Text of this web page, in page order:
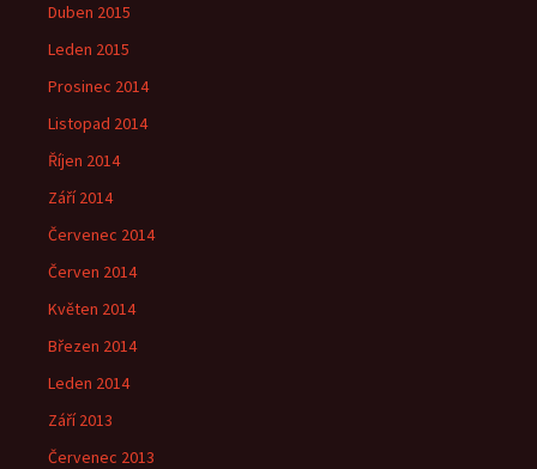
Duben 2015
Leden 2015
Prosinec 2014
Listopad 2014
Říjen 2014
Září 2014
Červenec 2014
Červen 2014
Květen 2014
Březen 2014
Leden 2014
Září 2013
Červenec 2013